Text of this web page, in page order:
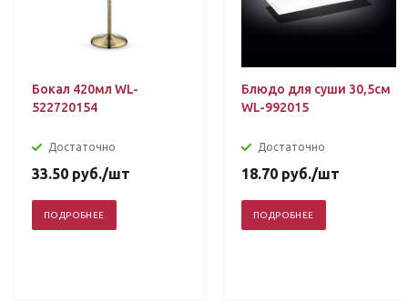
Бокал 420мл WL-
522720154
Достаточно
33.50 руб./шт
ПОДРОБНЕЕ
Блюдо для суши 30,5см
WL-992015
Достаточно
18.70 руб./шт
ПОДРОБНЕЕ